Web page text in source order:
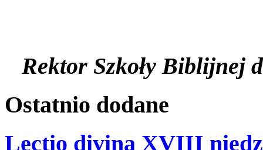
Rektor Szkoły Biblijnej
Ostatnio dodane
Lectio divina XVIII